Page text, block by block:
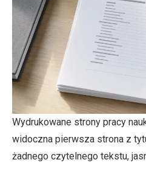
Wydrukowane strony pracy
widoczna pierwsza strona z
żadnego czytelnego tekstu,